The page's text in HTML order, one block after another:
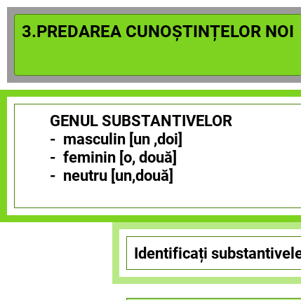
3.PREDAREA CUNOȘTINȚELOR NOI
GENUL SUBSTANTIVELOR
- masculin [un ,doi]
- feminin [o, două]
- neutru [un,două]
Identificați